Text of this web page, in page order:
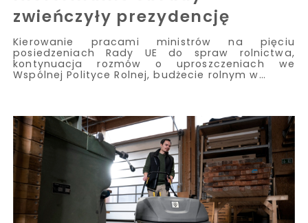
zwieńczyły prezydencję
Kierowanie pracami ministrów na pięciu
posiedzeniach Rady UE do spraw rolnictwa,
kontynuacja rozmów o uproszczeniach we
Wspólnej Polityce Rolnej, budżecie rolnym w…